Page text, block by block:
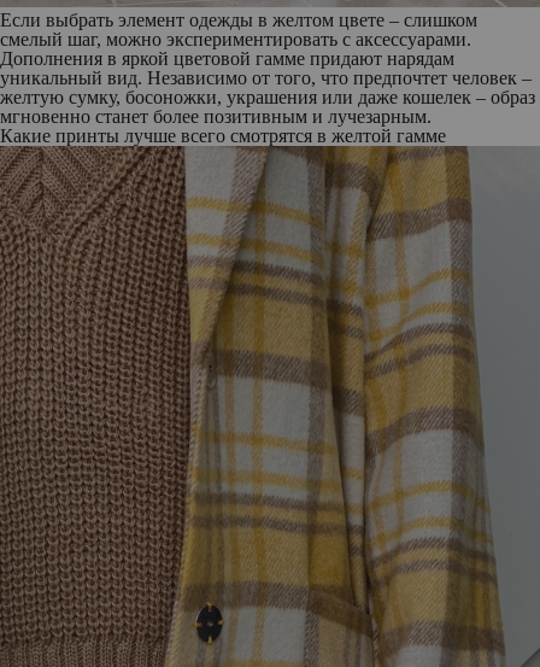
Если выбрать элемент одежды в желтом цвете – слишком
смелый шаг, можно экспериментировать с аксессуарами.
Дополнения в яркой цветовой гамме придают нарядам
уникальный вид. Независимо от того, что предпочтет человек –
желтую сумку, босоножки, украшения или даже кошелек – образ
мгновенно станет более позитивным и лучезарным.
Какие принты лучше всего смотрятся в желтой гамме